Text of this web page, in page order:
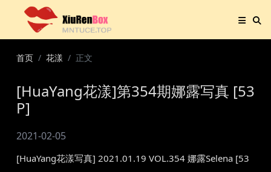
首页 花漾 正文
[HuaYang花漾]第354期娜露写真 [53
P]
2021-02-05
[HuaYang花漾写真] 2021.01.19 VOL.354 娜露Selena [53